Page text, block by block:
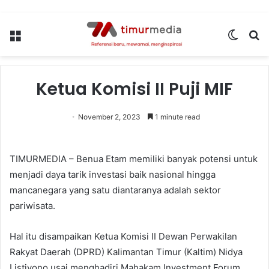
Menu
Switch
Ketua Komisi II Puji MIF
November 2, 2023 1 minute read
TIMURMEDIA – Benua Etam memiliki banyak potensi untuk
menjadi daya tarik investasi baik nasional hingga
mancanegara yang satu diantaranya adalah sektor
pariwisata.
Hal itu disampaikan Ketua Komisi II Dewan Perwakilan
Rakyat Daerah (DPRD) Kalimantan Timur (Kaltim) Nidya